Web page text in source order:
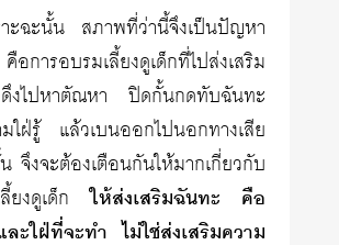
าะฉะนั้น สภาพที่ว่านี้จึงเป็นปัญหา
อการอบรมเลี้ยงดูเด็กที่ไปส่งเสริม
งไปหาตัณหา ปิดกั้นกดทับฉันทะ
ใฝ่รู้ แล้วเบนออกไปนอกทางเสีย
จึงจะต้องเตือนกันให้มากเกี่ยวกับ
ลี้ยงดูเด็กให้ส่งเสริมฉันทะ คือ
ละใฝ่ที่จะทำ ไม่ใช่ส่งเสริมความ